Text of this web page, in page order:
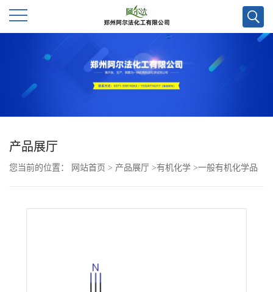
公
产品展厅
您当前的位置： 网站首页 > 产品展厅 >有机化学 >一般有机化学品